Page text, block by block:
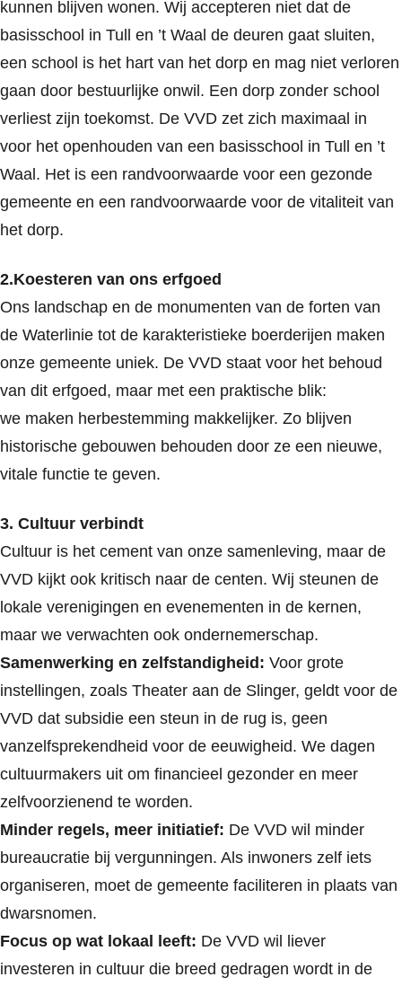
kunnen blijven wonen. Wij accepteren niet dat de
basisschool in Tull en ’t Waal de deuren gaat sluiten,
een school is het hart van het dorp en mag niet verloren
gaan door bestuurlijke onwil. Een dorp zonder school
verliest zijn toekomst. De VVD zet zich maximaal in
voor het openhouden van een basisschool in Tull en ’t
Waal. Het is een randvoorwaarde voor een gezonde
gemeente en een randvoorwaarde voor de vitaliteit van
het dorp.
2.Koesteren van ons erfgoed
Ons landschap en de monumenten van de forten van
de Waterlinie tot de karakteristieke boerderijen maken
onze gemeente uniek. De VVD staat voor het behoud
van dit erfgoed, maar met een praktische blik:
we maken herbestemming makkelijker. Zo blijven
historische gebouwen behouden door ze een nieuwe,
vitale functie te geven.
3. Cultuur verbindt
Cultuur is het cement van onze samenleving, maar de
VVD kijkt ook kritisch naar de centen. Wij steunen de
lokale verenigingen en evenementen in de kernen,
maar we verwachten ook ondernemerschap.
Samenwerking en zelfstandigheid: Voor grote
instellingen, zoals Theater aan de Slinger, geldt voor de
VVD dat subsidie een steun in de rug is, geen
vanzelfsprekendheid voor de eeuwigheid. We dagen
cultuurmakers uit om financieel gezonder en meer
zelfvoorzienend te worden.
Minder regels, meer initiatief: De VVD wil minder
bureaucratie bij vergunningen. Als inwoners zelf iets
organiseren, moet de gemeente faciliteren in plaats van
dwarsnomen.
Focus op wat lokaal leeft: De VVD wil liever
investeren in cultuur die breed gedragen wordt in de